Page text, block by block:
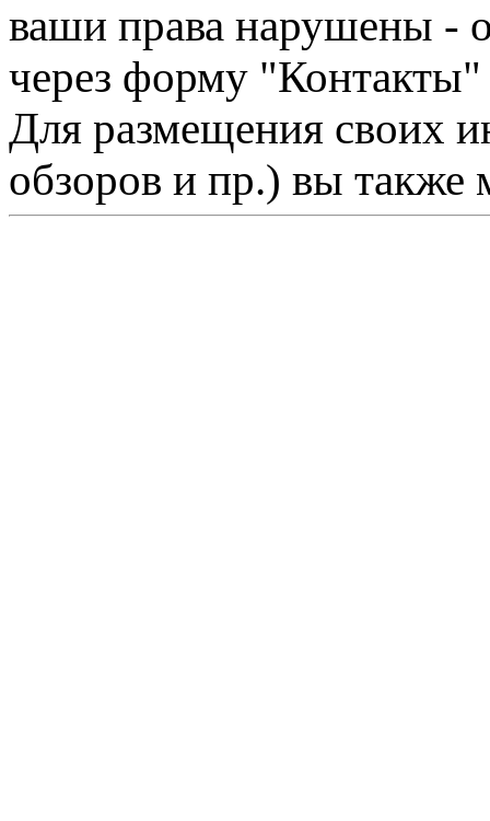
ваши права нарушены -
через форму "Контакты"
Для размещения своих
обзоров и пр.) вы также